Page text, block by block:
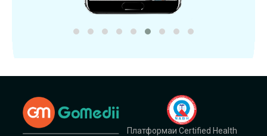
Платформаи Certified Health